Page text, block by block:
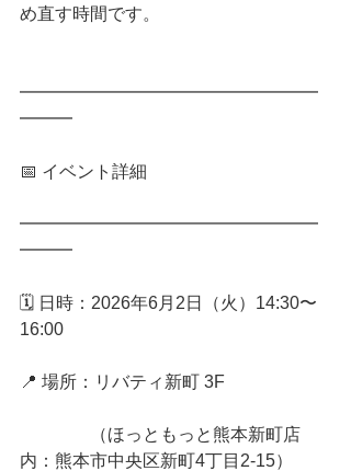
め直す時間です。
━━━━━━━━━━━━━━━━━
━━━
📅 イベント詳細
━━━━━━━━━━━━━━━━━
━━━
🗓️ 日時：2026年6月2日（火）14:30〜
16:00
📍 場所：リバティ新町 3F
（ほっともっと熊本新町店
内：熊本市中央区新町4丁目2-15）